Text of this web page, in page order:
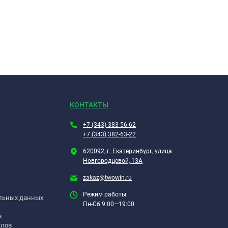
данных
КОНТАКТЫ
+7 (343) 383-56-62
+7 (343) 382-63-22
620092, г. Екатеринбург, улица
Новгородцевой, 13А
zakaz@twowin.ru
Режим работы:
Пн-Сб 9:00—19:00